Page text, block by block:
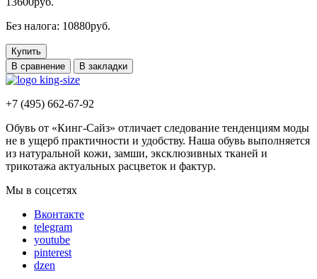
Без налога: 10880руб.
Купить
В сравнение
В закладки
+7 (495) 662-67-92
Обувь от «Кинг-Сайз» отличает следование тенденциям моды
не в ущерб практичности и удобству. Наша обувь выполняется
из натуральной кожи, замши, эксклюзивных тканей и
трикотажа актуальных расцветок и фактур.
Мы в соцсетях
Вконтакте
telegram
youtube
pinterest
dzen